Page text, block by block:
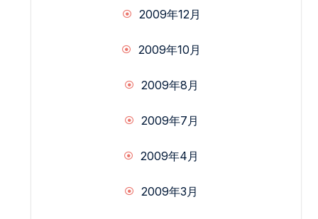
2009年12月
2009年10月
2009年8月
2009年7月
2009年4月
2009年3月